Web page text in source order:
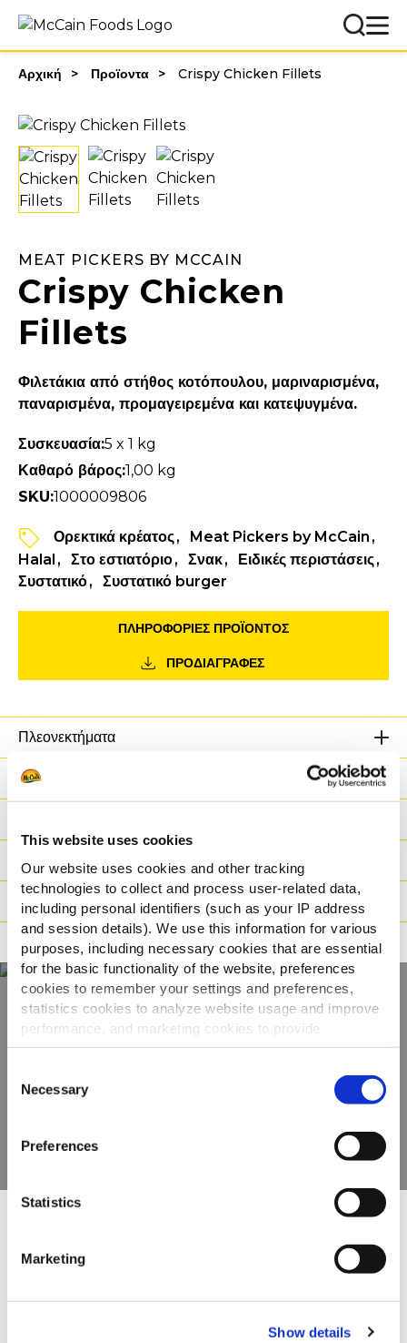
This website uses cookies
Our website uses cookies and other tracking
technologies to collect and process user-related data,
including personal identifiers (such as your IP address
and session details). We use this information for various
purposes, including necessary cookies that are essential
for the basic functionality of the website, preferences
cookies to remember your settings and preferences,
statistics cookies to analyze website usage and improve
performance, and marketing cookies to provide
personalized content and advertising.
By clicking 'Allow all cookies', you consent to the use of
all cookies. If you'd like to customize your preferences,
'Allow selection.'
To learn more about our cookies, click on "Show details."
You can withdraw or modify your consent at any time by
For additional information, you can view our
Global
Selection
Necessary
Preferences
Statistics
Marketing
Show details
Αρχική Προϊοντα Crispy Chicken Fillets
MEAT PICKERS BY MCCAIN
Crispy Chicken
Fillets
Φιλετάκια από στήθος κοτόπουλου, μαριναρισμένα,
παναρισμένα, προμαγειρεμένα και κατεψυγμένα.
Συσκευασία:5 x 1 kg
Καθαρό βάρος:1,00 kg
SKU:1000009806
Ορεκτικά κρέατος
Meat Pickers by McCain
Halal
Στο εστιατόριο Σνακ
Ειδικές περιστάσεις
Συστατικό
Συστατικό burger
ΠΛΗΡΟΦΟΡΙΕΣ ΠΡΟΪΌΝΤΟΣ
ΠΡΟΔΙΑΓΡΑΦΕΣ
Πλεονεκτήματα
Θρεπτικές Αξίες
Βάρος / Logistics
Οδηγίες μαγειρέματος
Πιστοποιήσεις
Ανακαλύψτε την
Spicy Chicken Wings